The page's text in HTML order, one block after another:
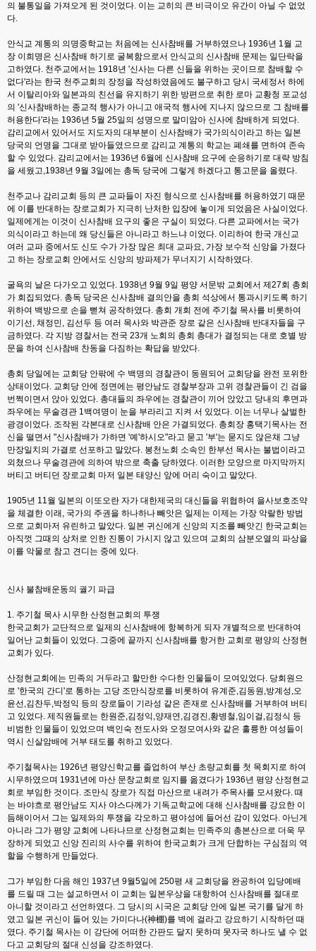
의 불통일을 가져오게 된 것이었다. 이는 교히의 큰 비극이오 유간이 아닐 수 없었
다.
안식교 계통의 의명중학교는 처음에는 신사참배를 거부하였으나 1936년 1월 교
장 이희명은 신사참배 하기로 굴복함으로서 안식교의 신사참배 문제는 일단락을
고하였다. 천주교에서는 1918년 '신사는 다른 신들을 위하는 곳이므로 참배할 수
없다'라는 한국 천주교회의 장정을 작성하였음에도 불구하고 당시 국세정서 하에
서 이탈리아와 일본과의 친선을 유지하기 위한 방편으로 취한 로마 교황청 포교성
의 '신사참배하는 종교적 행사가 아니고 애국적 행사에 지나지 않으므로 그 참배를
허용한다'라는 1936년 5월 25일의 성명으로 말미암아 신사에 참배하게 되었다.
감리교에서 있어서도 지도자의 대부분이 신사참배가 국가의식이라고 하는 일본
당국의 언명을 그대로 받아들였으므로 감리교 계통의 학교는 폐쇄를 면하여 존속
할 수 있었다. 감리교에서는 1936년 6월에 신사참배 요구에 순응하기로 대략 방침
을 세웠고,1938년 9월 3일에는 총독 당국에 그렇게 하겠다고 통고문을 올렸다.
천주교나 감리교회 등의 큰 교파들이 자진 형식으로 신사참배를 허용하였기 때문
에 이를 반대하는 장로교회가 지극히 난처한 입장에 놓이게 되었음은 사실이었다.
일제에게는 이것이 신사참배 요구의 좋은 구실이 되었다. 다른 교파에서는 국가
의식이라고 하는데 왜 당신들은 아니라고 하느냐 이었다. 이리하여 한국 개신교
여러 교파 중에서도 신도 수가 가장 많은 최대 교파요, 가장 보수적 신앙을 가졌다
고 하는 장로교회 안에서도 신앙의 방파제가 무너지기 시작하였다.
굴욕의 날은 다가오고 있었다. 1938년 9월 9일 평양 서문밖 교회에서 제27회 총회
가 회집되었다. 총독 당국은 신사참배 결의안을 총회 석상에서 통과시키도록 하기
위하여 백방으로 손을 뻗쳐 공작하였다. 총회 개회 전에 주기철 목사를 비롯하여
이기선, 채정민, 김선두 등 여러 목사와 박관준 장로 같은 신사참배 반대자들을 구
금하였다. 각 지방 경찰서는 전국 23개 노회의 총회 총대가 결정되는 대로 호별 방
문을 하여 신사참배 찬동을 다짐하는 확답을 받았다.
총회 당일에는 교회당 안팎에 수 백명의 경찰관이 동원되어 교회당을 완전 포위한
상태이었다. 교회당 안에 정면에는 평안남도 경찰부장과 고위 경찰관들이 긴 검을
번쩍이면서 앉아 있었다. 총대들의 좌우에는 경찰관이 끼어 앉았고 당내의 후면과
좌우에는 무술경관 1백여명이 눈을 부라리고 지켜 서 있었다. 이는 너무나 살벌한
광경이었다. 조작된 각본대로 신사참배 안은 가결되었다. 총회장 홍택기목사는 전
신을 떨면서 "신사참배가 가하면 '예'하시오"라고 묻고 '부'는 묻지도 않은채 그냥
만장일치의 가결로 선포하고 말았다. 봉천노회 소속인 한부선 목사는 불법이라고
외쳤으나 무술경관에 의하여 밖으로 축출 당하였다. 이러한 모양으로 마지막까지
버티고 버티던 장로교회 마저 일본 태양신 앞에 머리 숙이고 말았다.
1905년 11월 일본의 이또오란 자가 대한제국의 대신들을 위협하여 을사보호조약
을 체결한 이래, 국가의 주권을 하나하나 빼앗은 일제는 이제는 가장 악랄한 방법
으로 교회마저 유린하고 말았다. 일본 귀신에게 신앙의 지조를 빼앗긴 한국교회는
아직껏 그때의 상처로 인한 진통이 가시지 않고 있으며 교회의 삼분오열의 파상을
이를 악물로 참고 견디는 중에 있다.
신사 불참배운동의 궐기 파급
1. 주기철 목사 시무한 산정현교회의 투쟁
한국교회가 교단적으로 일제의 신사참배에 항복하게 되자 개별적으로 반대하여
일어난 교회들이 있었다. 그중에 끝까지 신사참배를 항거한 교회로 평양의 산정현
교회가 있다.
산정현교회에는 민족의 거두라고 할만한 수다한 인물들이 모여있었다. 당회원으
로 '한국의 간디'로 통하는 고당 조만식장로를 비롯하여 유계준,김동원,방계성,오
윤선,김찬두,박정익 등의 장로들이 기라성 같은 존재로 신사참배를 거부하여 버티
고 있었다. 제직원들로는 한원준,김정익,양재연,김경진,황병철,임이걸,김정식 등
비범한 인물들이 있었으며 백인숙 전도사와 오정모여사와 같은 훌륭한 여성들이
역시 신살암배에 거부 태도를 취하고 있었다.
주기철목사는 1926년 평양신학교를 졸업하여 부산 초량교회를 첫 목회지로 하여
시무하였으며 1931년에 마산 문창교회로 임지를 옮겼다가 1936년 평양 산정현교
회로 부임한 것이다. 조만식 장로가 직접 마산으로 내려가 주목사를 모셔왔다. 때
는 바야흐로 평안남도 지사 야스다께가 기독교학교에 대해 신사참배를 강요한 이
듬해이어서 그는 일제와의 투쟁을 각오하고 평야성에 들어선 감이 있었다. 아닌게
아니라 그가 평양 교회에 나타나므로 산정현교회는 민족주의 총본산으로 더욱 무
장하게 되었고 신앙 진리의 사수를 위하여 한국교회가 크게 단합하는 구심점의 역
할을 수행하게 만들었다.
그가 부임한 다음 해인 1937년 9월5일에 250평 새 교회당을 완공하여 입당예배
를 드릴 때 그는 설교하면서 이 교회는 일본우상을 대항하여 신사참배를 절대로
아니할 것이라고 선언하였다. 그 당시의 시국은 교회당 안에 일본 국기를 달게 하
였고 일본 귀신이 들어 있는 가미다나(神棚)를 벽에 걸라고 강요하기 시작하던 때
였다. 주기철 목사는 이 강단에 어떠한 간판도 달지 못하며 못자국 하나도 낼 수 없
다고 교회당의 절대 신성을 강조하였다.